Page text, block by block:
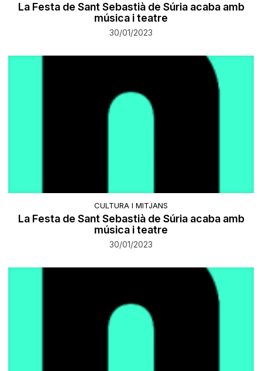
La Festa de Sant Sebastià de Súria acaba amb
música i teatre
30/01/2023
CULTURA I MITJANS
La Festa de Sant Sebastià de Súria acaba amb
música i teatre
30/01/2023